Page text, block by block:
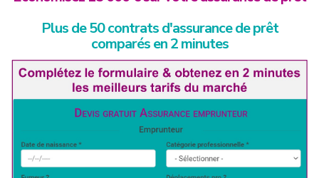
Plus de 50 contrats d'assurance de prêt
comparés en 2 minutes